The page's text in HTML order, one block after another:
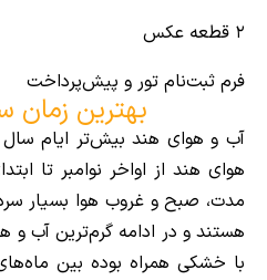
۲ قطعه عکس
فرم ثبت‌نام تور و پیش‌پرداخت
بهترین زمان
آب و هوای هند بیش‌تر ایام
‌هوای هند از اواخر نوامبر تا
مدت، صبح‌ و غروب هوا بسیار سرد
هستند و در ادامه گرم‌ترین آب ‌و‌
با خشکی همراه بوده بین